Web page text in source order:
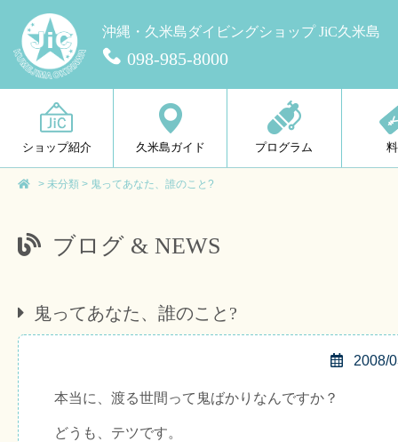
沖縄・久米島ダイビングショップ JiC久米島
098-985-8000
ショップ紹介 久米島ガイド プログラム
> 未分類 > 鬼ってあなた、誰のこと?
ブログ & NEWS
鬼ってあなた、誰のこと?
2008/
本当に、渡る世間って鬼ばかりなんですか？
どうも、テツです。